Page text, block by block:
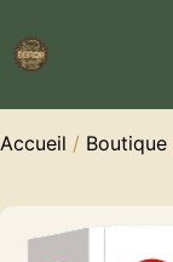
Accueil / Boutique